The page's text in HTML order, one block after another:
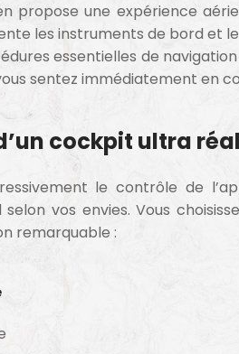
propose une expérience
les instruments de bord et
essentielles de
sentez immédiatement en
cockpit ultra
le contrôle de
vos envies. Vous
remarquable :